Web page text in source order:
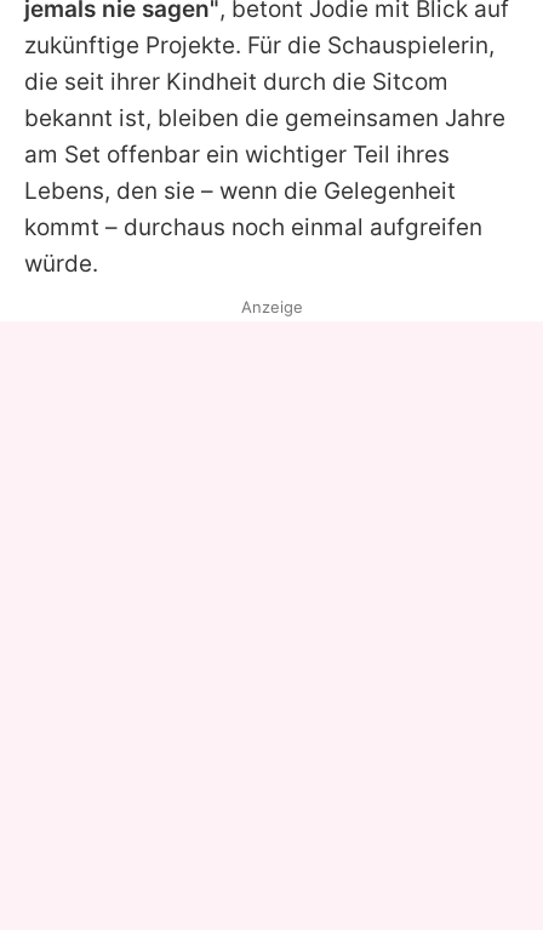
jemals nie sagen", betont Jodie mit Blick auf
zukünftige Projekte. Für die Schauspielerin,
die seit ihrer Kindheit durch die Sitcom
bekannt ist, bleiben die gemeinsamen Jahre
am Set offenbar ein wichtiger Teil ihres
Lebens, den sie – wenn die Gelegenheit
kommt – durchaus noch einmal aufgreifen
würde.
Anzeige